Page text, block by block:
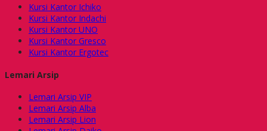
Kursi Kantor Ichiko
Kursi Kantor Indachi
Kursi Kantor UNO
Kursi Kantor Gresco
Kursi Kantor Ergotec
Lemari Arsip
Lemari Arsip VIP
Lemari Arsip Alba
Lemari Arsip Lion